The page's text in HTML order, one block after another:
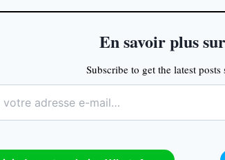
En savoir plus
Subscribe to get the latest